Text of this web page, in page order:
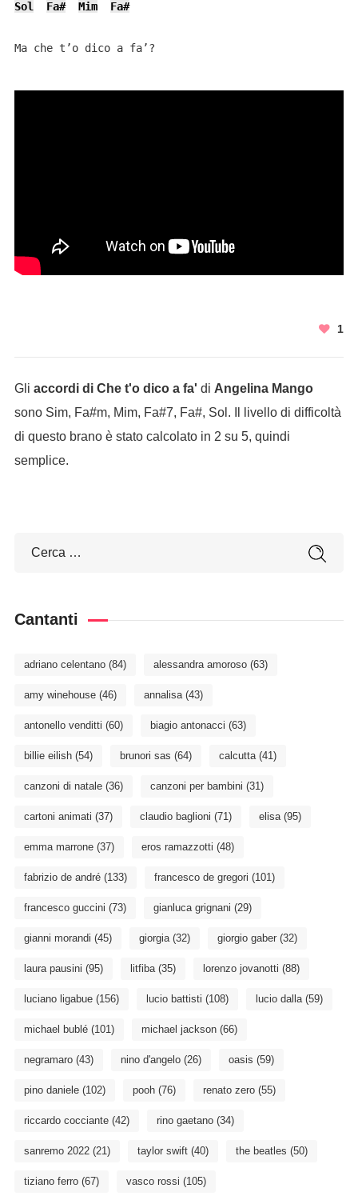
Sol Fa# Mim Fa#
Ma che t’o dico a fa’?
1
Gli accordi di Che t'o dico a fa' di Angelina Mango
sono Sim, Fa#m, Mim, Fa#7, Fa#, Sol. Il livello di difficoltà
di questo brano è stato calcolato in 2 su 5, quindi
semplice.
Cantanti
adriano celentano(84) alessandra amoroso(63)
amy winehouse(46) annalisa(43)
antonello venditti (60) biagio antonacci (63)
billie eilish(54) brunori sas (64) calcutta(41)
canzoni di natale(36) canzoni per bambini (31)
cartoni animati (37) claudio baglioni (71) elisa(95)
emma marrone(37) eros ramazzotti (48)
fabrizio de andré(133) francesco de gregori (101)
francesco guccini (73) gianluca grignani (29)
gianni morandi (45) giorgia(32) giorgio gaber(32)
laura pausini (95) litfiba(35) lorenzo jovanotti (88)
luciano ligabue(156) lucio battisti (108) lucio dalla(59)
michael bublé(101) michael jackson(66)
negramaro(43) nino d'angelo(26) oasis (59)
pino daniele(102) pooh(76) renato zero(55)
riccardo cocciante(42) rino gaetano(34)
sanremo 2022(21) taylor swift(40) the beatles (50)
tiziano ferro(67) vasco rossi (105)